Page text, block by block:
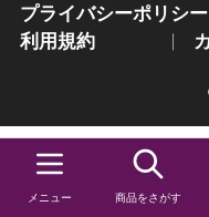
メニュー 商品をさがす
プライバシーポリシー
利用規約